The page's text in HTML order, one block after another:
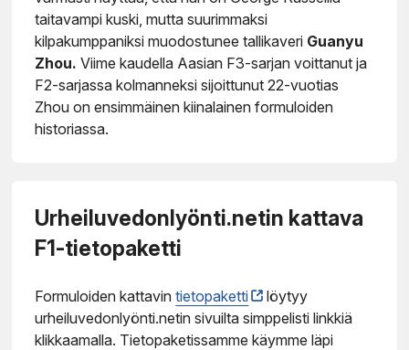
taitavampi kuski, mutta suurimmaksi
kilpakumppaniksi muodostunee tallikaveri Guanyu
Zhou.Viime kaudella Aasian F3-sarjan voittanut ja
F2-sarjassa kolmanneksi sijoittunut 22-vuotias
Zhou on ensimmäinen kiinalainen formuloiden
historiassa.
Urheiluvedonlyönti.netin kattava
F1-tietopaketti
Formuloiden kattavintietopaketti
löytyy
urheiluvedonlyönti.netin sivuilta simppelisti linkkiä
klikkaamalla. Tietopaketissamme käymme läpi